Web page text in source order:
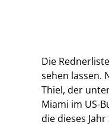
Die
sehen lassen.
Thiel, der
Miami im US-
die dieses